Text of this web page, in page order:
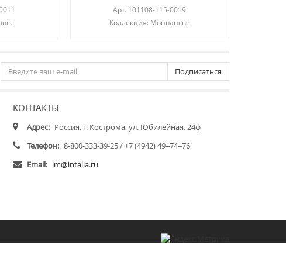
Арт. 101108-115-0019
Коллекция: Монпансье
Подписаться
КОНТАКТЫ
Адрес: Россия, г. Кострома, ул. Юбилейная, 24ф
Телефон: 8-800-333-39-25 / +7 (4942) 49‒74‒76
Email: im@intalia.ru